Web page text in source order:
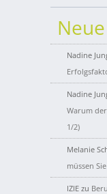
Nadine
Nadine
Warum
1/2)
Melanie
müssen
IZIE zu